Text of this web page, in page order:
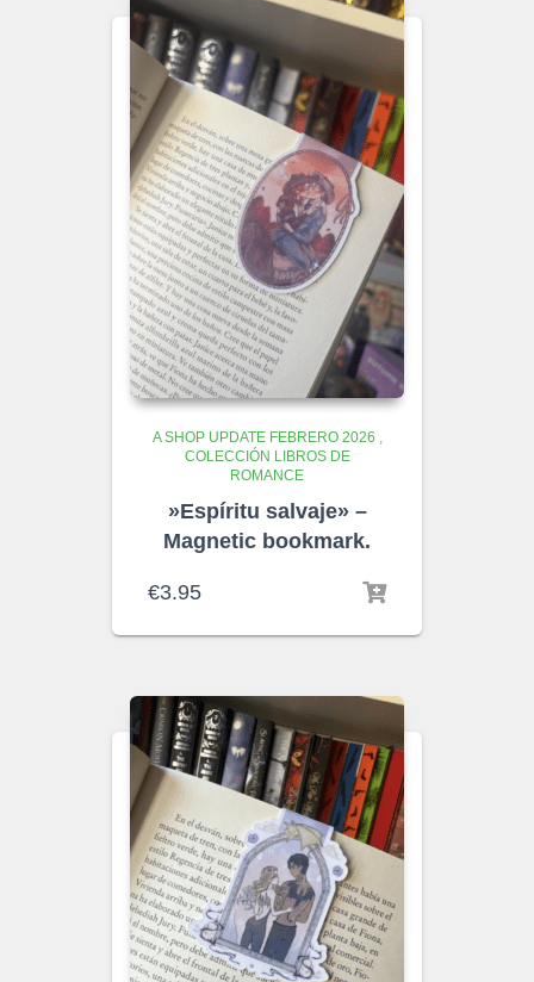
A SHOP UPDATE FEBRERO 2026 ,
COLECCIÓN LIBROS DE
ROMANCE
»Espíritu salvaje» –
Magnetic bookmark.
€3.95